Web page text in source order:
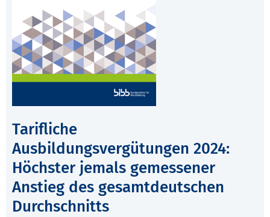
Tarifliche
Ausbildungsvergütungen 2024:
Höchster jemals gemessener
Anstieg des gesamtdeutschen
Durchschnitts